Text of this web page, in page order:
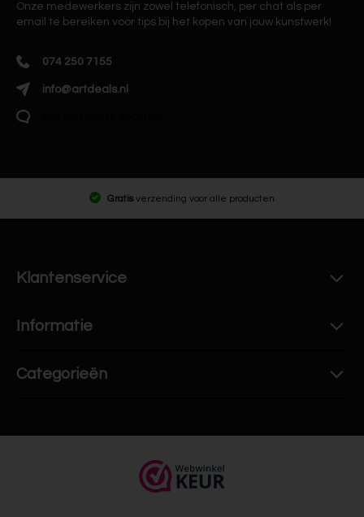
Onze medewerkers zijn zowel telefonisch, per chat als per
email te bereiken voor tips bij het kopen van jouw kunstwerk!
074 250 7155
info@artdeals.nl
Gratis verzending voor alle producten
Klantenservice
Informatie
Categorieën